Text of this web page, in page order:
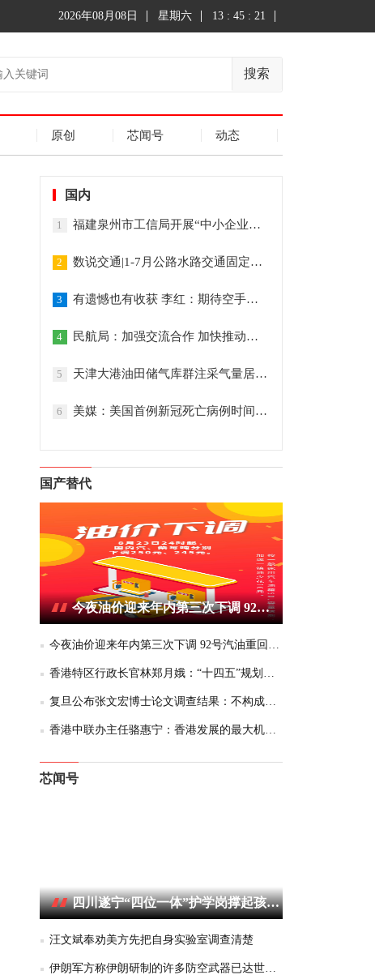
2026年08月08日 星期六 13 : 45 : 21
搜索
原创 芯闻号 动态
国内
1 福建泉州市工信局开展“中小企业服务月”活动
2 数说交通|1-7月公路水路交通固定资产投资达14694亿元
3 有遗憾也有收获 李红：期待空手道重回奥运的那天
4 民航局：加强交流合作 加快推动全球民航恢复发展
5 天津大港油田储气库群注采气量居全国首位
6 美媒：美国首例新冠死亡病例时间提前
国产替代
今夜油价迎来年内第三次下调 92号汽油重回6元区间
今夜油价迎来年内第三次下调 92号汽油重回6元区间
香港特区行政长官林郑月娥：“十四五”规划为香港带来千载难逢的机遇
复旦公布张文宏博士论文调查结果：不构成学术不端或学术不当
香港中联办主任骆惠宁：香港发展的最大机遇在内地
芯闻号
四川遂宁“四位一体”护学岗撑起孩子“平安伞”
汪文斌奉劝美方先把自身实验室调查清楚
伊朗军方称伊朗研制的许多防空武器已达世界水平